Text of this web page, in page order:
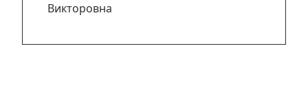
Викторовна